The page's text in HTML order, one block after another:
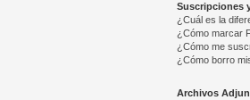
Suscripciones
¿Cuál es la
¿Cómo marcar
¿Cómo me
¿Cómo borro
Archivos